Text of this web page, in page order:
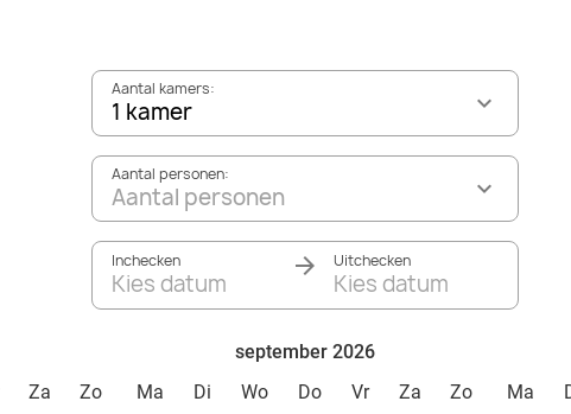
Aantal kamers:
1 kamer
Aantal personen:
Aantal personen
Inchecken
Kies datum
Uitchecken
Kies datum
Za Zo
september 2026
Ma
Di Wo Do Vr Za Zo Ma